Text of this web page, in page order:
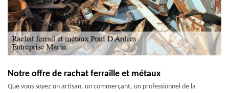
Notre offre de rachat ferraille et métaux
Que vous soyez un artisan, un commerçant, un professionnel de la